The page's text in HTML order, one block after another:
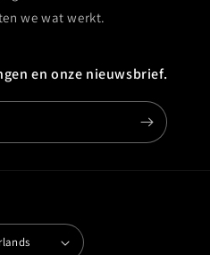
we wat werkt.
en onze nieuwsbrief.